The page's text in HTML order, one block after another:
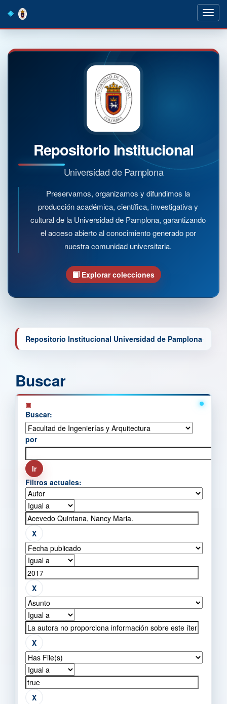
navigation
Repositorio Institucional
Universidad de Pamplona
Preservamos, organizamos y difundimos la
producción académica, científica, investigativa y
cultural de la Universidad de Pamplona, garantizando
el acceso abierto al conocimiento generado por
nuestra comunidad universitaria.
Explorar colecciones
Repositorio Institucional Universidad de Pamplona
Buscar
Buscar:
por
Filtros actuales: